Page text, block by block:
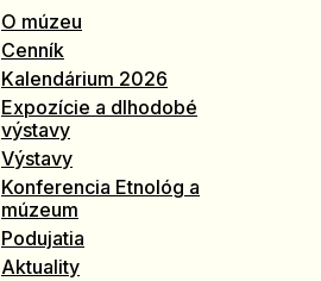
O múzeu
Cenník
Kalendárium 2026
Expozície a dlhodobé
výstavy
Výstavy
Konferencia Etnológ a
múzeum
Podujatia
Aktuality